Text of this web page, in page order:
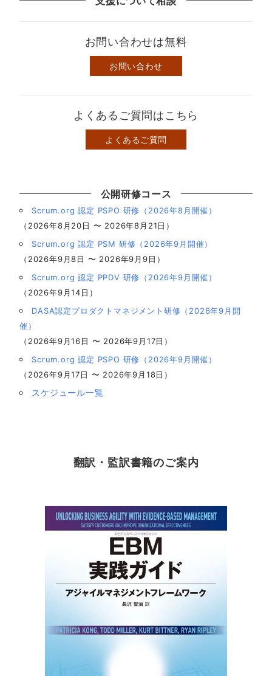
お問い合わせは無料
お問い合わせ
よくあるご質問はこちら
よくあるご質問
公開研修コース
Scrum.org 認定 PSPO 研修（2026年8月開催）
（2026年8月20日 〜 2026年8月21日）
Scrum.org 認定 PSM 研修（2026年9月開催）
（2026年9月8日 〜 2026年9月9日）
Scrum.org 認定 PPDV 研修（2026年9月開催）
（2026年9月14日）
DASA認定プロダクトマネジメント研修（2026年9月開
催）
（2026年9月16日 〜 2026年9月17日）
Scrum.org 認定 PSPO 研修（2026年9月開催）
（2026年9月17日 〜 2026年9月18日）
スケジュール一覧
翻訳・監訳書籍のご案内